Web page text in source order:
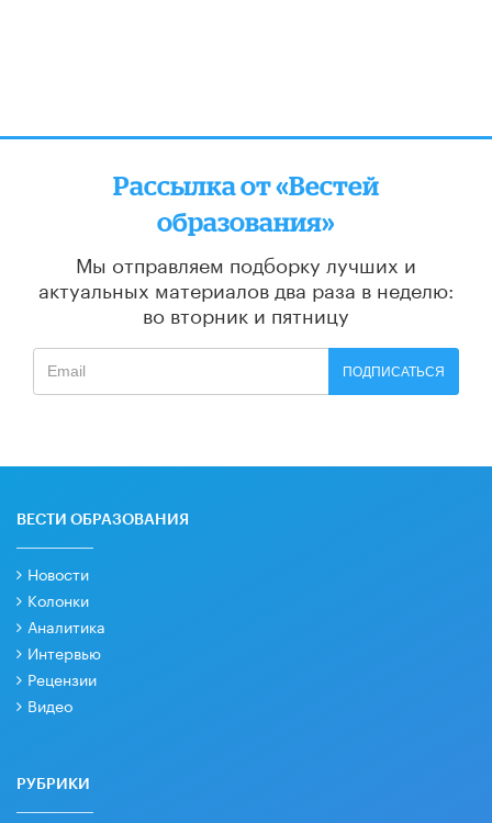
Рассылка от «Вестей
образования»
Мы отправляем подборку лучших и
актуальных материалов два раза в неделю:
во вторник и пятницу
ПОДПИСАТЬСЯ
ВЕСТИ ОБРАЗОВАНИЯ
Новости
Колонки
Аналитика
Интервью
Рецензии
Видео
РУБРИКИ